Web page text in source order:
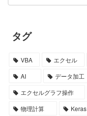
タグ
VBA エクセル
AI
データ加工
エクセルグラフ操作
物理計算
Keras